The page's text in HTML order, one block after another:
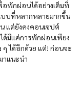
อพักผ่อนได้อย่างเต็มที่
บบที่หลากหลายมากขึ้น
แต่ยังคงคอนเซปต์
ด้มีแค่การพักผ่อนเพียง
ๆ ได้อีกด้วย แต่! ก่อนจะ
าแนะนำ